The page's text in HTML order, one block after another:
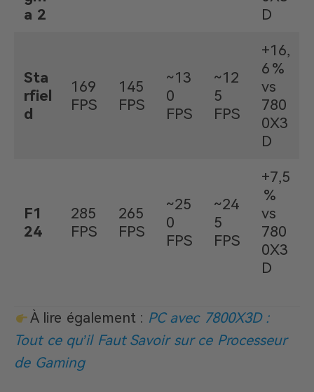
a 2
D
Sta
rfiel
d
169
FPS
145
FPS
~13
0
FPS
~12
5
FPS
+16,
6 %
vs
780
0X3
D
F1
24
285
FPS
265
FPS
~25
0
FPS
~24
5
FPS
+7,5
%
vs
780
0X3
D
À lire également : PC avec 7800X3D :
Tout ce qu’il Faut Savoir sur ce Processeur
de Gaming